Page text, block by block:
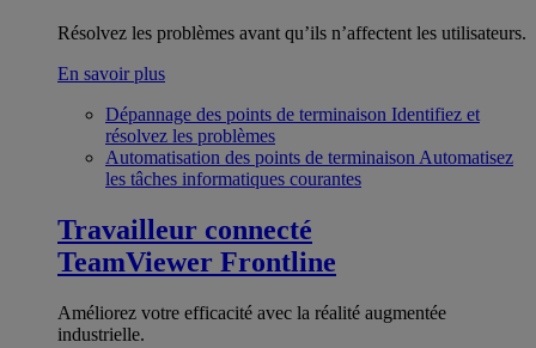
Résolvez les problèmes avant qu’ils n’affectent les utilisateurs.
En savoir plus
Dépannage des points de terminaison Identifiez et
résolvez les problèmes
Automatisation des points de terminaison Automatisez
les tâches informatiques courantes
Travailleur connecté
TeamViewer Frontline
Améliorez votre efficacité avec la réalité augmentée
industrielle.